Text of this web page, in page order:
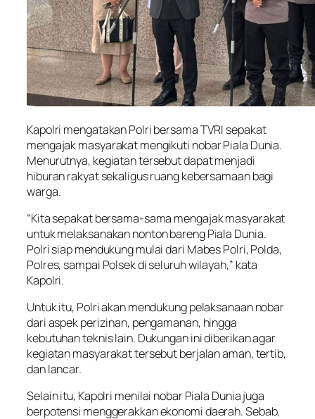
Kapolri mengatakan Polri bersama TVRI sepakat
mengajak masyarakat mengikuti nobar Piala Dunia.
Menurutnya, kegiatan tersebut dapat menjadi
hiburan rakyat sekaligus ruang kebersamaan bagi
warga.
“Kita sepakat bersama-sama mengajak masyarakat
untuk melaksanakan nonton bareng Piala Dunia.
Polri siap mendukung mulai dari Mabes Polri, Polda,
Polres, sampai Polsek di seluruh wilayah,” kata
Kapolri.
Untuk itu, Polri akan mendukung pelaksanaan nobar
dari aspek perizinan, pengamanan, hingga
kebutuhan teknis lain. Dukungan ini diberikan agar
kegiatan masyarakat tersebut berjalan aman, tertib,
dan lancar.
Selain itu, Kapolri menilai nobar Piala Dunia juga
berpotensi menggerakkan ekonomi daerah. Sebab,